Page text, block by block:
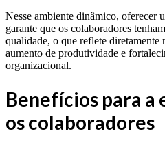
Nesse ambiente dinâmico, oferecer
garante que os colaboradores
qualidade, o que reflete diretamente
aumento de produtividade e
organizacional.
Benefícios para a
os colaboradores